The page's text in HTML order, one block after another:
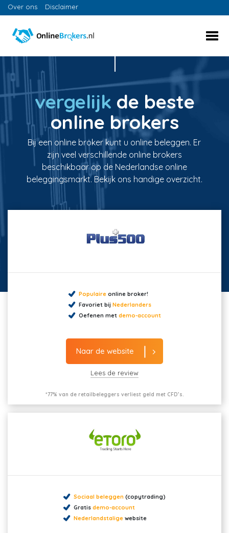
Over ons Disclaimer
vergelijk de beste
online brokers
Bij een online broker kunt u online beleggen. Er
zijn veel verschillende online brokers
beschikbaar op de Nederlandse online
beleggingsmarkt. Bekijk ons handige overzicht.
Populaireonline broker!
Favoriet bij Nederlanders
Oefenen met demo-account
Naar de website
Lees de review
*77% van de retailbeleggers verliest geld met CFD’s.
Sociaal beleggen (copytrading)
Gratis demo-account
Nederlandstalige website